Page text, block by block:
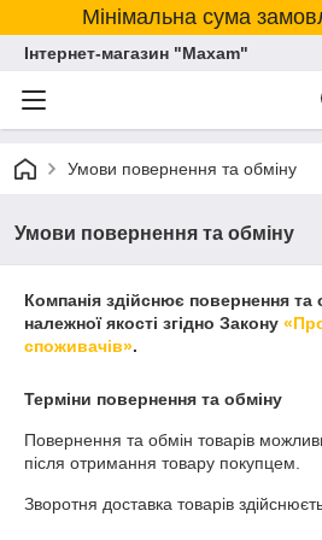
Мінімальна сума
Інтернет-магазин "Maxam"
Умови повернення та обміну
Умови повернення та обміну
Компанія здійснює повернення та
належної якості згідно Закону
споживачів».
Терміни повернення та обміну
Повернення та обмін товарів
після отримання товару покупцем.
Зворотня доставка товарів